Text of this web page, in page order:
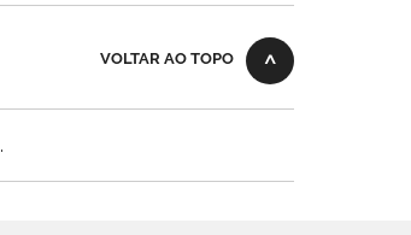
VOLTAR AO TOPO
.